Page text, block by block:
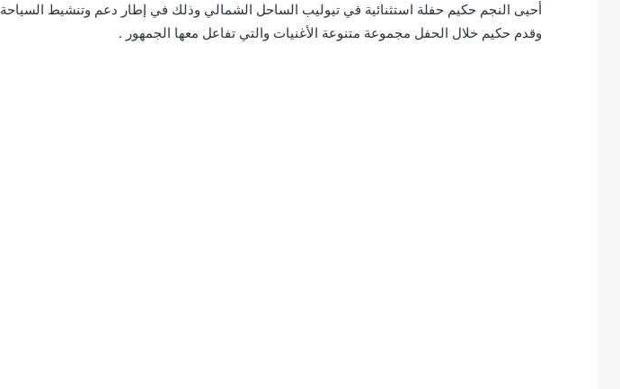
أحيى النجم حكيم حفلة استثنائية في تيوليب الساحل الشمالي وذلك في إطار دعم وتنشيط السياحة
وقدم حكيم خلال الحفل مجموعة متنوعة الأغنيات والتي تفاعل معها الجمهور .